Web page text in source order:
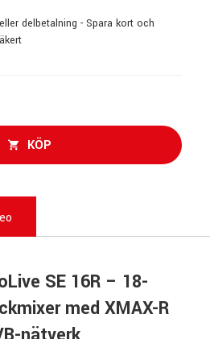
delbetalning - Spara kort och
KÖP
SE 16R – 18-
med XMAX-R